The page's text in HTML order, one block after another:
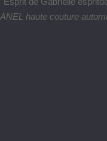
haute couture